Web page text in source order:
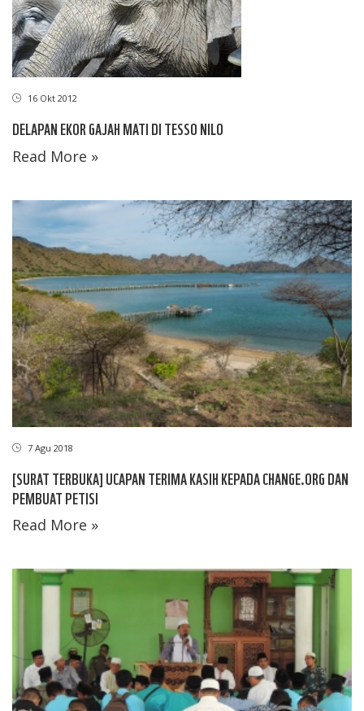
16 Okt 2012
DELAPAN EKOR GAJAH MATI DI TESSO NILO
Read More »
7 Agu 2018
[SURAT TERBUKA] UCAPAN TERIMA KASIH KEPADA CHANGE.ORG DAN
PEMBUAT PETISI
Read More »